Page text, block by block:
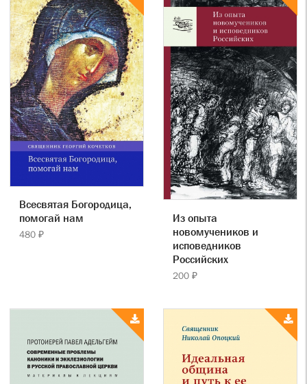
Всесвятая Богородица,
помогай нам
480 ₽
Из опыта
новомучеников и
исповедников
Российских
200 ₽